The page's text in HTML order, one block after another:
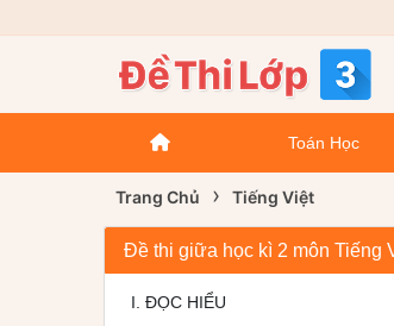
Toán Học
Trang Chủ › Tiếng Việt
Đề thi giữa học kì 2 môn Tiếng
I. ĐỌC HIỂU